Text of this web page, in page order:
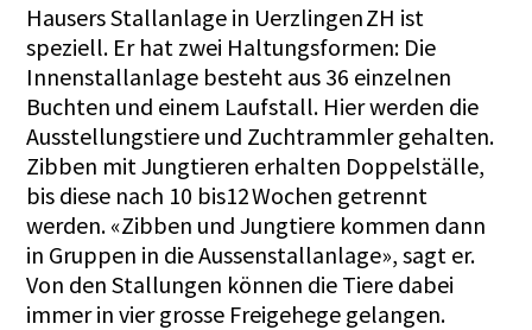
Hausers Stallanlage in Uerzlingen ZH ist
speziell. Er hat zwei Haltungsformen: Die
Innenstallanlage besteht aus 36 einzelnen
Buchten und einem Laufstall. Hier werden die
Ausstellungstiere und Zuchtrammler gehalten.
Zibben mit Jungtieren erhalten Doppelställe,
bis diese nach 10 bis12 Wochen getrennt
werden. «Zibben und Jungtiere kommen dann
in Gruppen in die Aussenstallanlage», sagt er.
Von den Stallungen können die Tiere dabei
immer in vier grosse Freigehege gelangen.